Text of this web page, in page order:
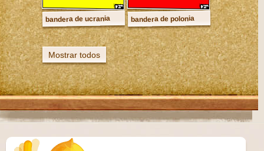
bandera de ucrania bandera de polonia
Mostrar todos